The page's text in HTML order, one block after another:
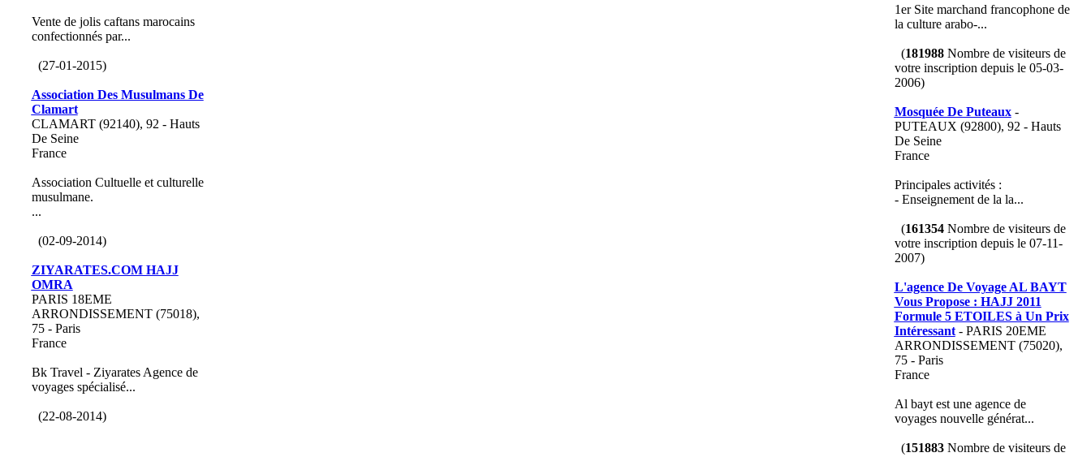
Vente de jolis caftans marocains
confectionnés par...
(27-01-2015)
Association Des Musulmans De
Clamart
CLAMART (92140), 92 - Hauts
De Seine
France
Association Cultuelle et culturelle
musulmane.
...
(02-09-2014)
ZIYARATES.COM HAJJ
OMRA
PARIS 18EME
ARRONDISSEMENT (75018),
75 - Paris
France
Bk Travel - Ziyarates Agence de
voyages spécialisé...
(22-08-2014)
1er Site marchand francophone de
la culture arabo-...
(181988Nombre de visiteurs de
votre inscription depuis le 05-03-
2006)
Mosquée De Puteaux-
PUTEAUX (92800), 92 - Hauts
De Seine
France
Principales activités :
- Enseignement de la la...
(161354Nombre de visiteurs de
votre inscription depuis le 07-11-
2007)
L'agence De Voyage AL BAYT
Vous Propose : HAJJ 2011
Formule 5 ETOILES à Un Prix
Intéressant- PARIS 20EME
ARRONDISSEMENT (75020),
75 - Paris
France
Al bayt est une agence de
voyages nouvelle générat...
(151883Nombre de visiteurs de